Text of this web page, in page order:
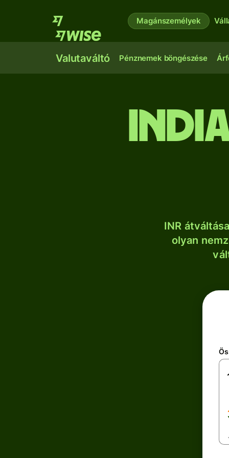
Magánszemélyek
Valutaváltó Pénznemek böngészése
INR
olyan